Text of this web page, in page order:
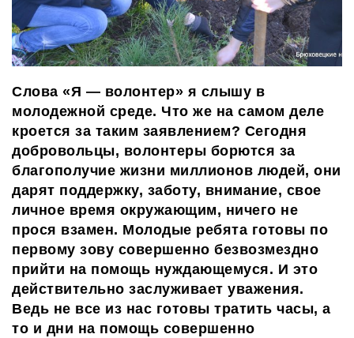
Слова «Я — волонтер» я слышу в
молодежной среде. Что же на самом деле
кроется за таким заявлением? Сегодня
добровольцы, волонтеры борются за
благополучие жизни миллионов людей, они
дарят поддержку, заботу, внимание, свое
личное время окружающим, ничего не
прося взамен. Молодые ребята готовы по
первому зову совершенно безвозмездно
прийти на помощь нуждающемуся. И это
действительно заслуживает уважения.
Ведь не все из нас готовы тратить часы, а
то и дни на помощь совершенно